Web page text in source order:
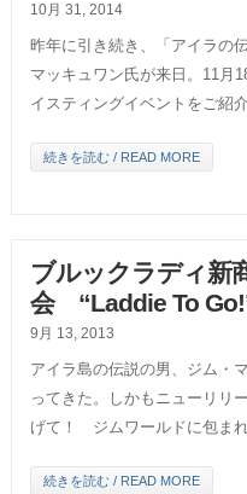
10月 31, 2014
昨年に引き続き、「アイラの
マッキュワン氏が来日。11月
イスティングイベントをご紹介
続きを読む / READ MORE
ブルックラディ新
会 “Laddie To
9月 13, 2013
アイラ島の伝説の男、ジム・
ってきた。しかもニューリリ
げて！ ジムワールドに包ま
続きを読む / READ MORE